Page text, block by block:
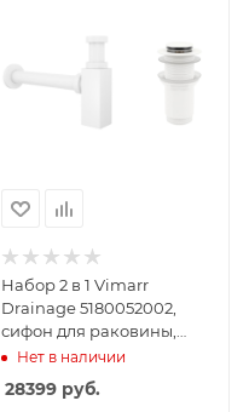
Набор 2 в 1 Vimarr
Drainage 5180052002,
сифон для раковины,
донный клапан без
перелива, матовый
белый
Нет в наличии
28399руб.